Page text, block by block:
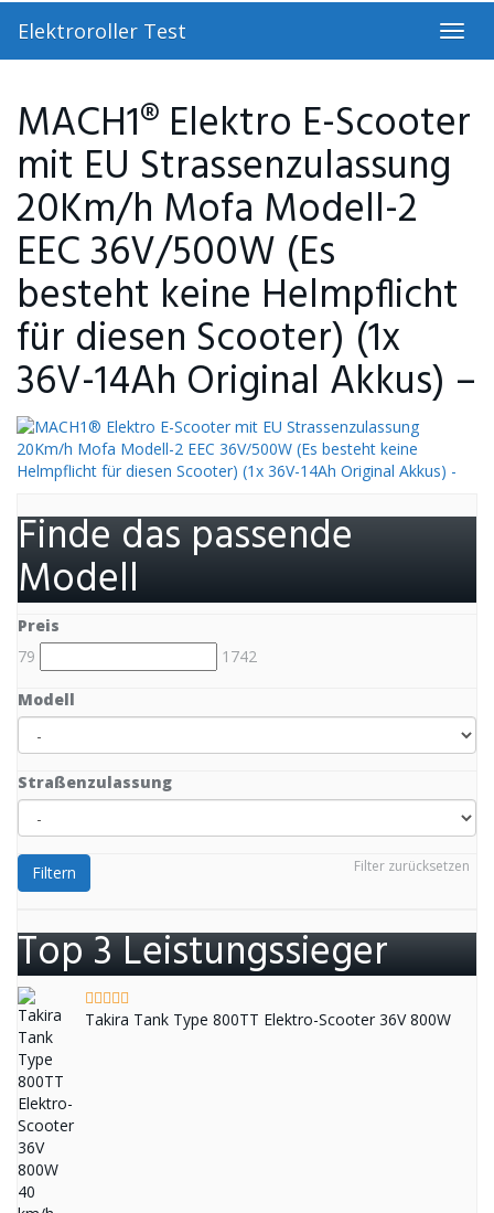
Skip
Elektroroller Test
MACH1® Elektro E-Scooter
mit EU Strassenzulassung
20Km/h Mofa Modell-2
EEC 36V/500W (Es
besteht keine Helmpflicht
für diesen Scooter) (1x
36V-14Ah Original Akkus) –
Finde das passende
Modell
Preis
79
1742
Modell
Straßenzulassung
Filter zurücksetzen
Filtern
Top 3 Leistungssieger
Takira Tank Type 800TT Elektro-Scooter 36V 800W